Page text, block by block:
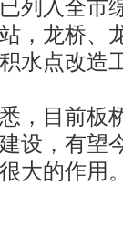
列入全市
，龙桥、
水点改造
目前板
设，有望
大的作用